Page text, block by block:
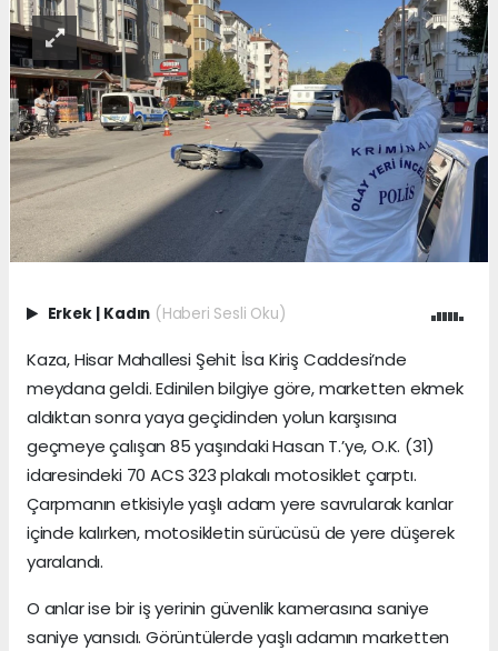
Erkek Kadın (Haberi Sesli Oku)
Kaza, Hisar Mahallesi Şehit İsa Kiriş Caddesi’nde
meydana geldi. Edinilen bilgiye göre, marketten ekmek
aldıktan sonra yaya geçidinden yolun karşısına
geçmeye çalışan 85 yaşındaki Hasan T.’ye, O.K. (31)
idaresindeki 70 ACS 323 plakalı motosiklet çarptı.
Çarpmanın etkisiyle yaşlı adam yere savrularak kanlar
içinde kalırken, motosikletin sürücüsü de yere düşerek
yaralandı.
O anlar ise bir iş yerinin güvenlik kamerasına saniye
saniye yansıdı. Görüntülerde yaşlı adamın marketten